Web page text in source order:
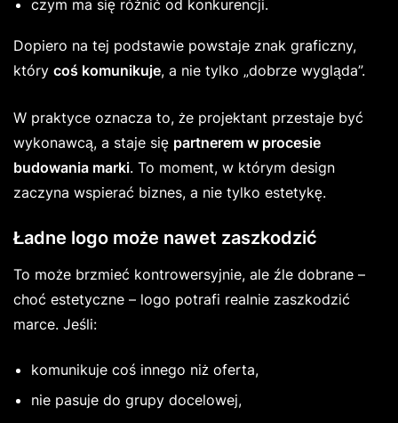
czym ma się różnić od konkurencji.
Dopiero na tej podstawie powstaje znak graficzny,
który coś komunikuje, a nie tylko „dobrze wygląda”.
W praktyce oznacza to, że projektant przestaje być
wykonawcą, a staje się partnerem w procesie
budowania marki. To moment, w którym design
zaczyna wspierać biznes, a nie tylko estetykę.
Ładne logo może nawet zaszkodzić
To może brzmieć kontrowersyjnie, ale źle dobrane –
choć estetyczne – logo potrafi realnie zaszkodzić
marce. Jeśli:
komunikuje coś innego niż oferta,
nie pasuje do grupy docelowej,